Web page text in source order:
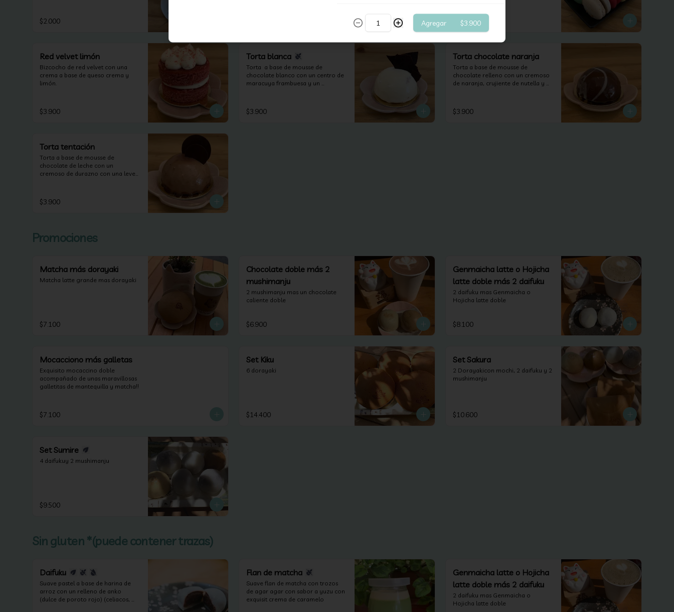
$2.000 $2.000
Red velvet limón
Bizcocho de red velvet con una
crema a base de queso crema y
limón.
$3.900
Torta blanca
Torta  a base de mousse de
chocolate blanco con un centro de
maracuya frambuesa y un
$3.900
Torta chocolate naranja
Torta a base de mousse de
chocolate relleno con un cremoso
de naranja, crujiente de nutella y
$3.900
Torta tentación
Torta a base de mousse de
chocolate de leche con un
cremoso de durazno con una leve
$3.900
Promociones
Matcha más dorayaki
Matcha latte grande mas dorayaki
$7.100
Chocolate doble más 2
mushimanju
2 mushimanju mas un chocolate
caliente doble
$6.900
Genmaicha latte o Hojicha
latte doble más 2 daifuku
2 daifuku mas Genmaicha o
Hojicha latte doble
$8.100
Mocacciono más galletas
Exquisito mocaccino doble
acompañado de unas maravillosas
galletitas de mantequilla y matcha!!
$7.100
Set Kiku
6 dorayaki
$14.400
Set Sakura
2 Dorayakicon mochi, 2 daifuku y 2
mushimanju
$10.600
Set Sumire
4 daifukuy 2 mushimanju
$9.500
Sin gluten *(puede contener trazas)
Daifuku
Suave pastel a base de harina de
arroz con un relleno de anko
(dulce de poroto rojo) (celiacos,
Flan de matcha
Suave flan de matcha con trozos
de agar agar con sabor a yuzu con
exquisit crema de caramelo
Genmaicha latte o Hojicha
latte doble más 2 daifuku
2 daifuku mas Genmaicha o
Hojicha latte doble
Agregar $3.900